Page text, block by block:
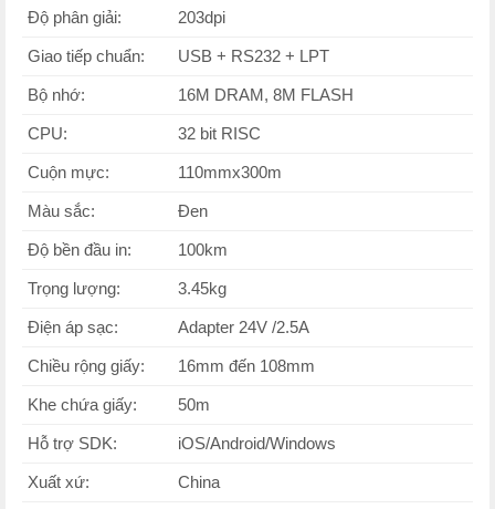
Độ phân giải: 203dpi
Giao tiếp chuẩn: USB + RS232 + LPT
Bộ nhớ: 16M DRAM, 8M FLASH
CPU: 32 bit RISC
Cuộn mực: 110mmx300m
Màu sắc: Đen
Độ bền đầu in: 100km
Trọng lượng: 3.45kg
Điện áp sạc: Adapter 24V /2.5A
Chiều rộng giấy: 16mm đến 108mm
Khe chứa giấy: 50m
Hỗ trợ SDK: iOS/Android/Windows
Xuất xứ: China